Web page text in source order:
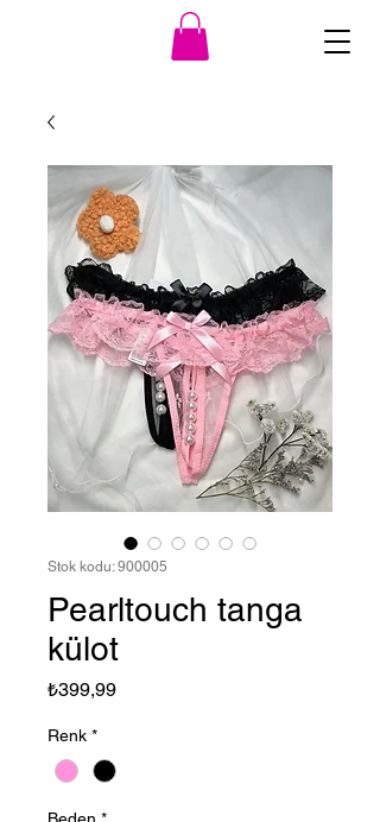
Stok kodu: 900005
Pearltouch tanga
külot
₺399,99Fiyat
Renk *
Beden *